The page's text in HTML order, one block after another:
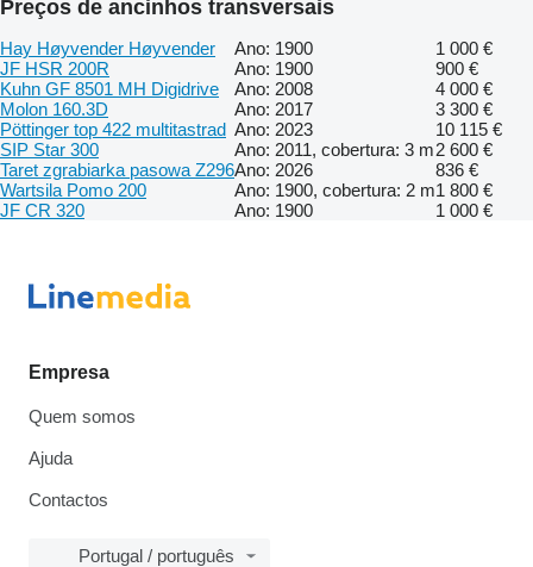
Preços de ancinhos transversais
Hay Høyvender Høyvender Ano: 1900
1 000 €
JF HSR 200R
Ano: 1900
900 €
Kuhn GF 8501 MH Digidrive
Ano: 2008
4 000 €
Molon 160.3D
Ano: 2017
3 300 €
Pöttinger top 422 multitastrad Ano: 2023
10 115 €
SIP Star 300
Ano: 2011, cobertura: 3 m2 600 €
Taret zgrabiarka pasowa Z296Ano: 2026
836 €
Wartsila Pomo 200
Ano: 1900, cobertura: 2 m1 800 €
JF CR 320
Ano: 1900 1 000 €
Empresa
Quem somos
Ajuda
Contactos
Portugal / português